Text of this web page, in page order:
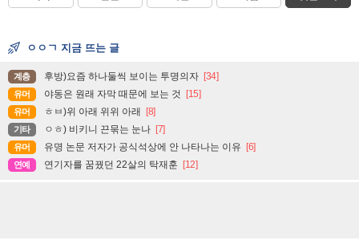
ㅇㅇㄱ 지금 뜨는 글
계층 후방)요즘 하나둘씩 보이는 투명의자 [34]
유머 야동은 원래 자막 때문에 보는 것 [15]
유머 ㅎㅂ)위 아래 위위 아래 [8]
기타 ㅇㅎ) 비키니 끈묶는 눈나 [7]
유머 유명 논문 저자가 공식석상에 안 나타나는 이유 [6]
연예 연기자를 꿈꿨던 22살의 탁재훈 [12]